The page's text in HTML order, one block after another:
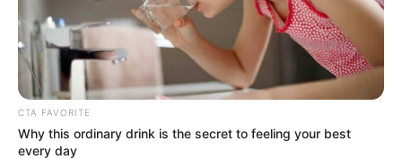
CTA FAVORITE
Why this ordinary drink is the secret to feeling your best
every day